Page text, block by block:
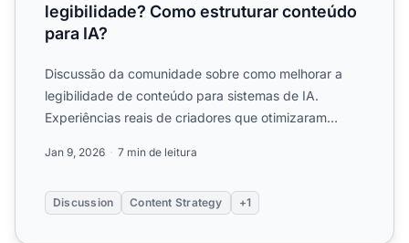
legibilidade? Como estruturar conteúdo
para IA?
Discussão da comunidade sobre como melhorar a
legibilidade de conteúdo para sistemas de IA.
Experiências reais de criadores que otimizaram
Jan 9, 2026 7 min de leitura
Discussion Content Strategy +1